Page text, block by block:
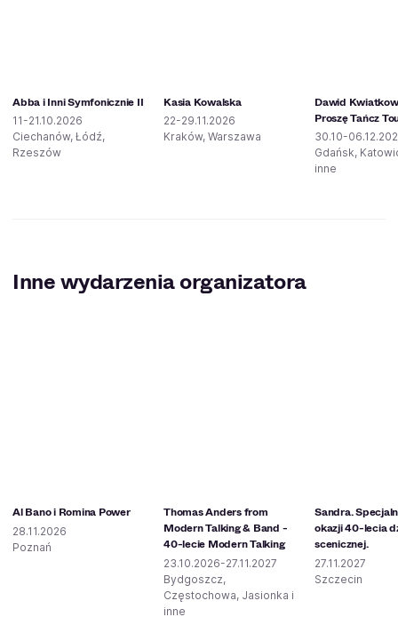
Abba i Inni Symfonicznie II
11-21.10.2026
Ciechanów, Łódź,
Rzeszów
Kasia Kowalska
22-29.11.2026
Kraków, Warszawa
Dawid
Proszę Tańcz
30.10-
Gdańsk,
inne
Inne wydarzenia organizatora
Al Bano i Romina Power
28.11.2026
Poznań
Thomas Anders from
Modern Talking & Band -
40-lecie Modern Talking
23.10.2026-27.11.2027
Bydgoszcz,
Częstochowa, Jasionka i
inne
Sandra.
okazji 40-lecia
scenicznej.
27.11.2027
Szczecin